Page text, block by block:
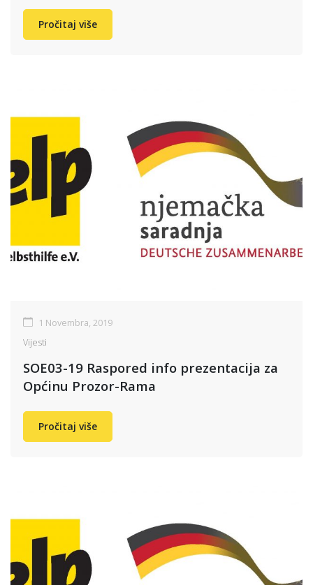
Pročitaj više
1 Novembra, 2019
Vijesti
SOE03-19 Raspored info prezentacija za
Općinu Prozor-Rama
Pročitaj više